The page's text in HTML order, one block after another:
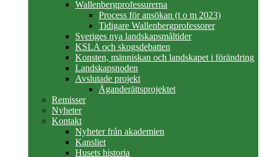
Wallenbergprofessurerna
Process för ansökan (t o m 2023)
Tidigare Wallenbergprofessorer
Sveriges nya landskapsmåltider
KSLA och skogsdebatten
Konsten, människan och landskapet i förändring
Landskapsnoden
Avslutade projekt
Äganderättsprojektet
Remisser
Nyheter
Kontakt
Nyheter från akademien
Kansliet
Husets historia